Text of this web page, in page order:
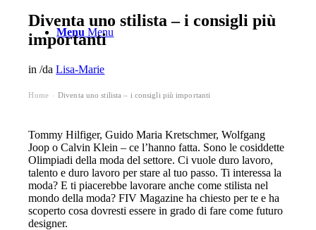
Menu Menu
Diventa uno stilista – i consigli più
importanti
in/daLisa-Marie
Home Diventa uno stilista – i consigli più importanti
Tommy Hilfiger, Guido Maria Kretschmer, Wolfgang
Joop o Calvin Klein – ce l’hanno fatta. Sono le cosiddette
Olimpiadi della moda del settore. Ci vuole duro lavoro,
talento e duro lavoro per stare al tuo passo. Ti interessa la
moda? E ti piacerebbe lavorare anche come stilista nel
mondo della moda? FIV Magazine ha chiesto per te e ha
scoperto cosa dovresti essere in grado di fare come futuro
designer.